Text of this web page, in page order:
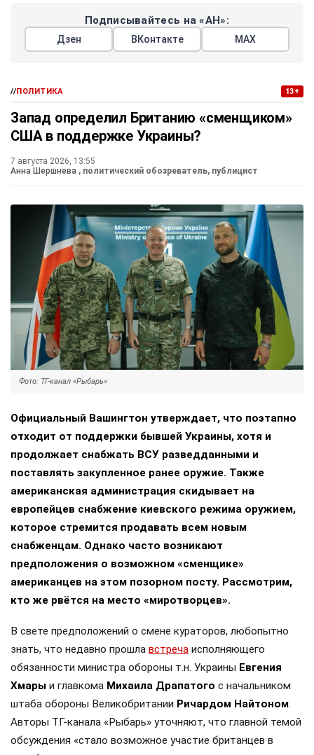
Подписывайтесь на «АН»:
Дзен ВКонтакте МАХ
//ПОЛИТИКА 13+
Запад определил Британию «сменщиком»
США в поддержке Украины?
7 августа 2026, 13:55
Анна Шершнева , политический обозреватель, публицист
Фото: ТГ-канал «Рыбарь»
Официальный Вашингтон утверждает, что поэтапно
отходит от поддержки бывшей Украины, хотя и
продолжает снабжать ВСУ разведданными и
поставлять закупленное ранее оружие. Также
американская администрация скидывает на
европейцев снабжение киевского режима оружием,
которое стремится продавать всем новым
снабженцам. Однако часто возникают
предположения о возможном «сменщике»
американцев на этом позорном посту. Рассмотрим,
кто же рвётся на место «миротворцев».
В свете предположений о смене кураторов, любопытно
знать, что недавно прошла встреча исполняющего
обязанности министра обороны т.н. Украины Евгения
Хмары и главкома Михаила Драпатого с начальником
штаба обороны Великобритании Ричардом Найтоном.
Авторы ТГ-канала «Рыбарь» уточняют, что главной темой
обсуждения «стало возможное участие британцев в